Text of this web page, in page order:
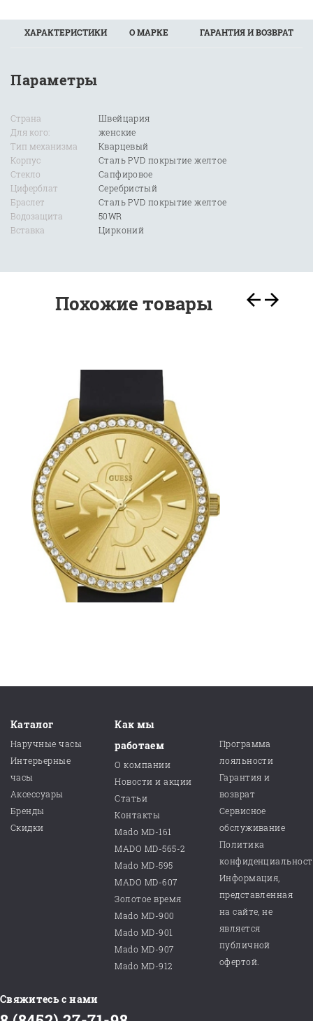
ХАРАКТЕРИСТИКИ О МАРКЕ ГАРАНТИЯ И ВОЗВРАТ
Параметры
Страна
Для кого:
Тип механизма
Корпус
Стекло
Циферблат
Браслет
Водозащита
Вставка
Швейцария
женские
Кварцевый
Сталь PVD покрытие желтое
Сапфировое
Серебристый
Сталь PVD покрытие желтое
50WR
Цирконий
Похожие товары
Каталог
Наручные часы
Интерьерные
часы
Аксессуары
Бренды
Скидки
Как мы
работаем
О компании
Новости и акции
Статьи
Контакты
Mado MD-161
MADO MD-565-2
Mado MD-595
MADO MD-607
Золотое время
Mado MD-900
Mado MD-901
Mado MD-907
Mado MD-912
Программа
лояльности
Гарантия и
возврат
Сервисное
обслуживание
Политика
Информация,
представленная
на сайте, не
является
публичной
офертой.
Свяжитесь с нами